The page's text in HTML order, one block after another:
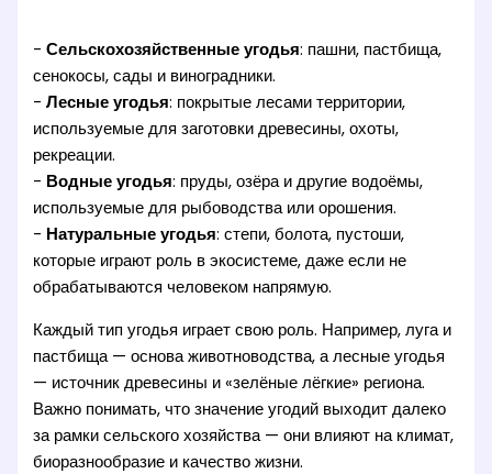
-Сельскохозяйственные угодья: пашни, пастбища,
сенокосы, сады и виноградники.
-Лесные угодья: покрытые лесами территории,
используемые для заготовки древесины, охоты,
рекреации.
- Водные угодья: пруды, озёра и другие водоёмы,
используемые для рыбоводства или орошения.
- Натуральные угодья: степи, болота, пустоши,
которые играют роль в экосистеме, даже если не
обрабатываются человеком напрямую.
Каждый тип угодья играет свою роль. Например, луга и
пастбища — основа животноводства, а лесные угодья
— источник древесины и «зелёные лёгкие» региона.
Важно понимать, что значение угодий выходит далеко
за рамки сельского хозяйства — они влияют на климат,
биоразнообразие и качество жизни.